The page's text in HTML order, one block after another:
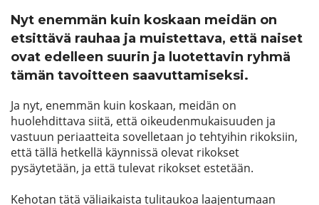
Nyt enemmän kuin koskaan meidän on
etsittävä rauhaa ja muistettava, että naiset
ovat edelleen suurin ja luotettavin ryhmä
tämän tavoitteen saavuttamiseksi.
Ja nyt, enemmän kuin koskaan, meidän on
huolehdittava siitä, että oikeudenmukaisuuden ja
vastuun periaatteita sovelletaan jo tehtyihin rikoksiin,
että tällä hetkellä käynnissä olevat rikokset
pysäytetään, ja että tulevat rikokset estetään.
Kehotan tätä väliaikaista tulitaukoa laajentumaan